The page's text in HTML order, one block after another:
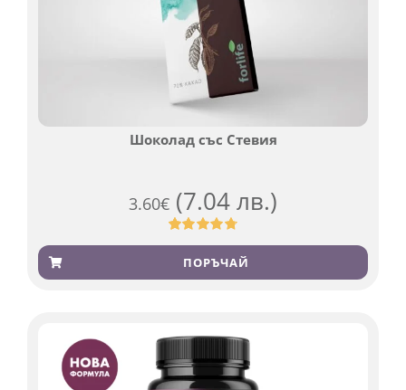
Шоколад със Стевия
3.60€ (7.04 лв.)
Оценен
4.79 от 5,
185
ПОРЪЧАЙ